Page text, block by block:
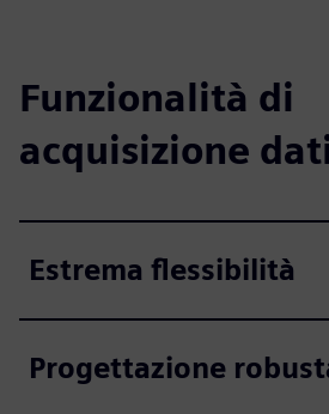
Funzionalità di
acquisizione
Estrema flessibilità
Progettazione